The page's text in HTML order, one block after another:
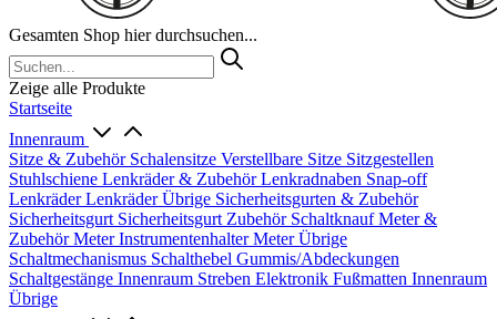
Gesamten Shop hier durchsuchen...
Zeige alle Produkte
Startseite
Innenraum
Sitze & Zubehör Schalensitze Verstellbare Sitze Sitzgestellen
Stuhlschiene Lenkräder & ZubehörLenkradnaben Snap-off
LenkräderLenkräder Übrige Sicherheitsgurten & Zubehör
Sicherheitsgurt Sicherheitsgurt Zubehör SchaltknaufMeter &
ZubehörMeterInstrumentenhalterMeter Übrige
Schaltmechanismus Schalthebel Gummis/Abdeckungen
Schaltgestänge Innenraum Streben Elektronik Fußmatten Innenraum
Übrige